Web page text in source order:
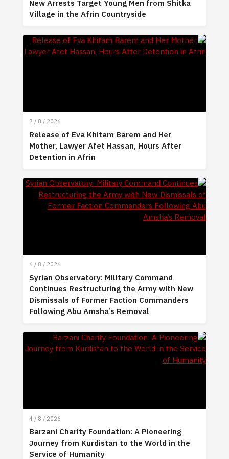
New Arrests Target Young Men from Shitka
Village in the Afrin Countryside
7 / 8 / 2026
Release of Eva Khitam Barem and Her
Mother, Lawyer Afet Hassan, Hours After
Detention in Afrin
6 / 8 / 2026
Syrian Observatory: Military Command
Continues Restructuring the Army with New
Dismissals of Former Faction Commanders
Following Abu Amsha’s Removal
4 / 8 / 2026
Barzani Charity Foundation: A Pioneering
Journey from Kurdistan to the World in the
Service of Humanity